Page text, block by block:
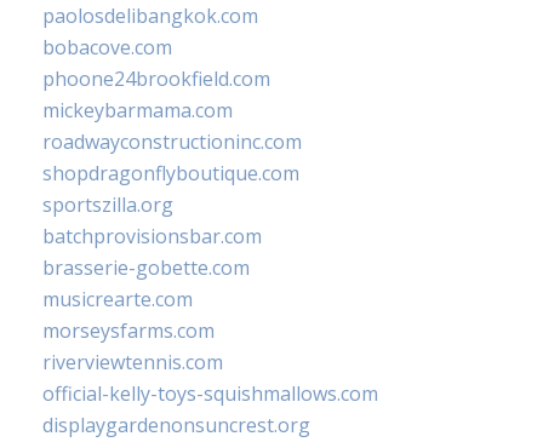
paolosdelibangkok.com
bobacove.com
phoone24brookfield.com
mickeybarmama.com
roadwayconstructioninc.com
shopdragonflyboutique.com
sportszilla.org
batchprovisionsbar.com
brasserie-gobette.com
musicrearte.com
morseysfarms.com
riverviewtennis.com
official-kelly-toys-squishmallows.com
displaygardenonsuncrest.org